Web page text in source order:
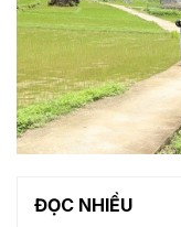
ĐỌC NHIỀU